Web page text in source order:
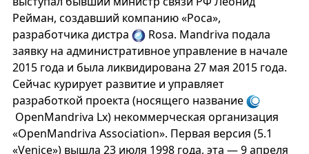
Рейман, создавший компанию «Роса»,
разработчика дистра
Rosa. Mandriva подала
заявку на административное управление в начале
2015 года и была ликвидирована 27 мая 2015 года.
Сейчас курирует развитие и управляет
разработкой проекта (носящего название
OpenMandriva Lx) некоммерческая организация
«OpenMandriva Association». Первая версия (5.1
«Venice») вышла 23 июля 1998 года, эта — 9 апреля